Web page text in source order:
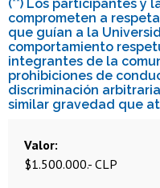
(**) Los participantes y
comprometen a
que guían a la
comportamiento
integrantes de la
prohibiciones de
discriminación
similar gravedad que
Valor
$1.500.000.- CLP